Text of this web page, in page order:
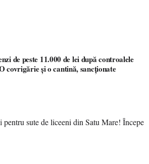
de peste 11.000 de lei după controalele
covrigărie și o cantină, sancționate